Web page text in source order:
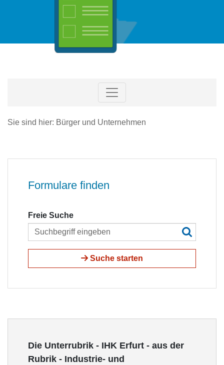
Sie sind hier: Bürger und Unternehmen
Formulare finden
Freie Suche
Suche starten
Die Unterrubrik - IHK Erfurt - aus der
Rubrik - Industrie- und